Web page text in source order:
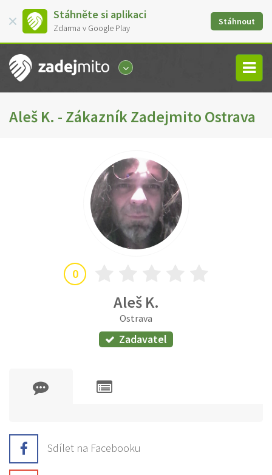
Stáhněte si aplikaci
Zdarma v Google Play
Stáhnout
Aleš K. - Zákazník Zadejmito Ostrava
0
Aleš K.
Ostrava
Zadavatel
Sdílet na Facebooku